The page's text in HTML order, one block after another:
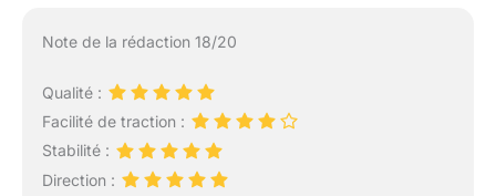
Note de la rédaction 18/20
Qualité :
Facilité de traction :
Stabilité :
Direction :